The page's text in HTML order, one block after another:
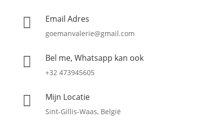
 Email Adres
goemanvalerie@gmail.com
 Bel me, Whatsapp kan ook
+32 473945605
 Mijn Locatie
Sint-Gillis-Waas, België